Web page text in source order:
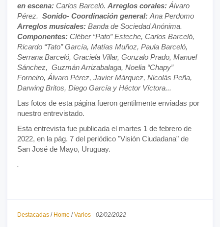
en escena: Carlos Barceló. Arreglos corales: Álvaro
Pérez. Sonido- Coordinación general: Ana Perdomo
Arreglos musicales: Banda de Sociedad Anónima.
Componentes: Cléber “Pato” Esteche, Carlos Barceló,
Ricardo “Tato” García, Matías Muñoz, Paula Barceló,
Serrana Barceló, Graciela Villar, Gonzalo Prado, Manuel
Sánchez, Guzmán Arrizabalaga, Noelia “Chapy”
Forneiro, Álvaro Pérez, Javier Márquez, Nicolás Peña,
Darwing Britos, Diego García y Héctor Víctora...
Las fotos de esta página fueron gentilmente enviadas por
nuestro entrevistado.
Esta entrevista fue publicada el martes 1 de febrero de
2022, en la pág. 7 del periódico "Visión Ciudadana" de
San José de Mayo, Uruguay.
.
Destacadas / Home /Varios - 02/02/2022